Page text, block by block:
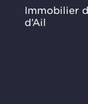
Immobilier
d’Ail